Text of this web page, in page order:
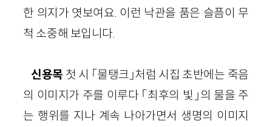
한 의지가 엿보여요. 이런 낙관을 품은 슬픔이 무
척 소중해 보입니다.
신용목 첫 시 「물탱크」처럼 시집 초반에는 죽음
의 이미지가 주를 이루다 「최후의 빛」의 물을 주
는 행위를 지나 계속 나아가면서 생명의 이미지